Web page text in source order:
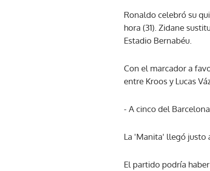
Ronaldo celebró su
hora (31). Zidane
Estadio Bernabéu.
Con el marcador a
entre Kroos y Lucas
- A cinco del
La 'Manita' llegó justo
El partido podría